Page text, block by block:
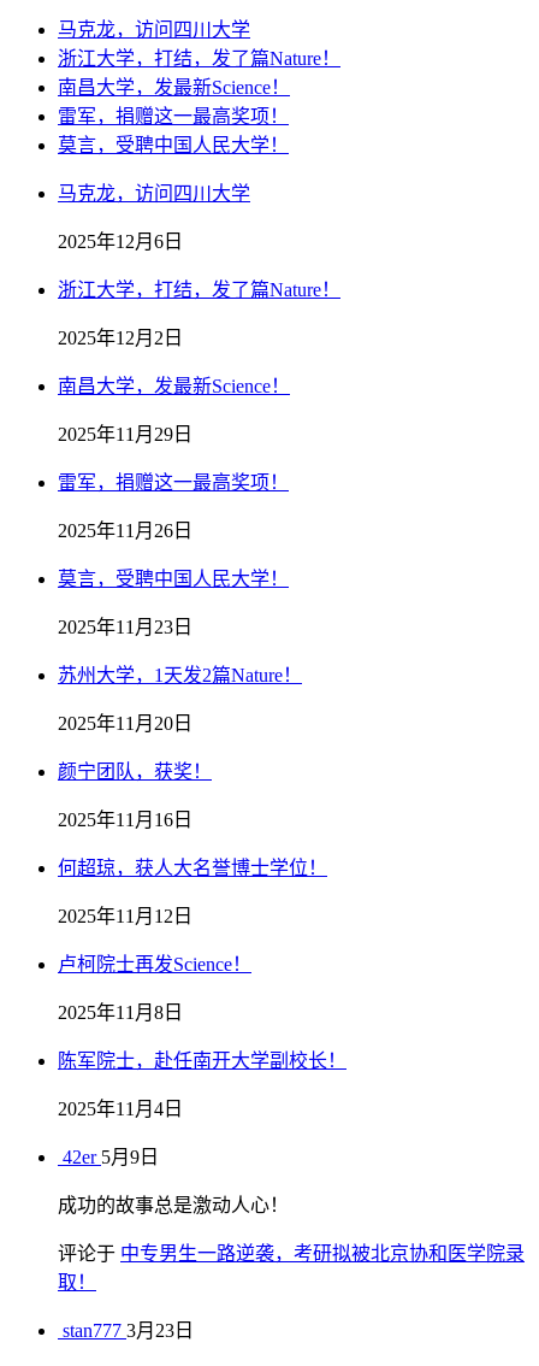
马克龙，访问四川大学
浙江大学，打结，发了篇Nature！
南昌大学，发最新Science！
雷军，捐赠这一最高奖项！
莫言，受聘中国人民大学！
马克龙，访问四川大学
2025年12月6日
浙江大学，打结，发了篇Nature！
2025年12月2日
南昌大学，发最新Science！
2025年11月29日
雷军，捐赠这一最高奖项！
2025年11月26日
莫言，受聘中国人民大学！
2025年11月23日
苏州大学，1天发2篇Nature！
2025年11月20日
颜宁团队，获奖！
2025年11月16日
何超琼，获人大名誉博士学位！
2025年11月12日
卢柯院士再发Science！
2025年11月8日
陈军院士，赴任南开大学副校长！
2025年11月4日
42er 5月9日
成功的故事总是激动人心！
评论于 中专男生一路逆袭，考研拟被北京协和医学院录
取！
stan777 3月23日